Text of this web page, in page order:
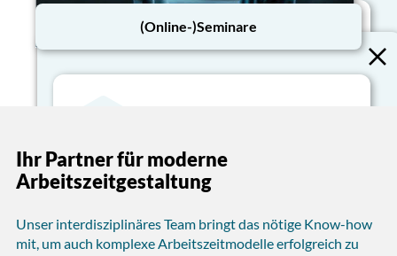
Arbeitszeit-Analysen, Zielfindungs- und
Strategie-Workshops
bestehender Regelungen
Coaching betrieblicher Arbeitszeitspezialisten
Dienstzeitenoptimierung
Dienstzeiten bedarfsorientiert, wirtschaftlich,
ausgestalten
Lösungen für sämtliche Dienstformen
(Online-)Seminare
Ihr Partner für moderne
Arbeitszeitgestaltung
Unser interdisziplinäres Team bringt das nötige Know-how
mit, um auch komplexe Arbeitszeitmodelle erfolgreich zu